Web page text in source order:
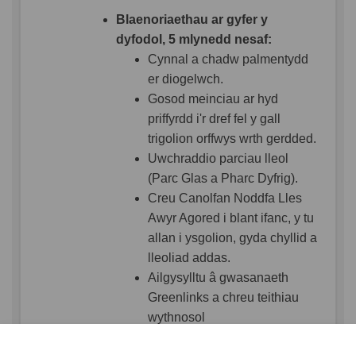
Blaenoriaethau ar gyfer y
dyfodol, 5 mlynedd nesaf:
Cynnal a chadw palmentydd
er diogelwch.
Gosod meinciau ar hyd
priffyrdd i'r dref fel y gall
trigolion orffwys wrth gerdded.
Uwchraddio parciau lleol
(Parc Glas a Pharc Dyfrig).
Creu Canolfan Noddfa Lles
Awyr Agored i blant ifanc, y tu
allan i ysgolion, gyda chyllid a
lleoliad addas.
Ailgysylltu â gwasanaeth
Greenlinks a chreu teithiau
wythnosol